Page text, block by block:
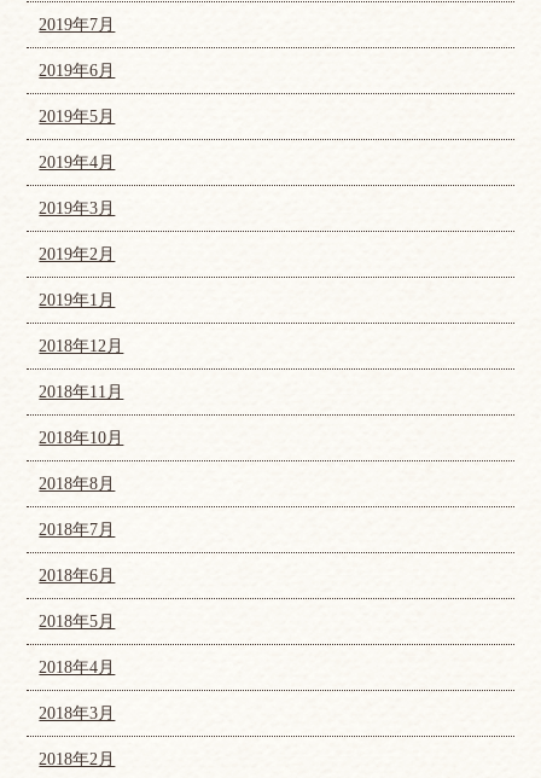
2019年7月
2019年6月
2019年5月
2019年4月
2019年3月
2019年2月
2019年1月
2018年12月
2018年11月
2018年10月
2018年8月
2018年7月
2018年6月
2018年5月
2018年4月
2018年3月
2018年2月